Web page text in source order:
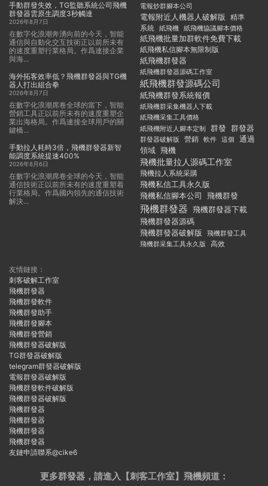
手動群發失效，TG監聽系統公司飛機
群發器雲原生調度3秒觸達
2026年8月7日
在數字化浪潮奔湧向前的今天，智能
通信與自動化交互技術正以前所未有
的速度重塑行業格局。作爲連接企業
與海...
海外拓客效率低？飛機群發器與TG機
器人打出組合拳
2026年8月7日
在數字化浪潮席卷全球的當下，智能
營銷工具正以前所未有的速度重塑企
業出海格局。作爲連接全球用戶的關
鍵橋...
手動拉人耗時3倍，飛機群發器新智
能調度系統提速400%
2026年8月6日
在數字化浪潮席卷全球的今天，智能
通信技術正以前所未有的速度重塑着
行業格局。作爲國内領先的通信技術
解決...
電報炒群腳本公司
電報附近人機器人破解版 精準
系統 紙飛機 紙飛機協議腳本價格
紙飛機批量加群軟件免費下載
紙飛機私信腳本無限制版
紙飛機群發器
紙飛機群發器源碼工作室
紙飛機群發源碼公司
紙飛機群發系統報價
紙飛機群采集機器人下載
紙飛機采集工具價格
紙飛機附近人腳本定制
群發 群發器
群發器破解版 營銷 軟件 這個
通過
領域 飛機
飛機批量拉人源碼工作室
飛機拉人系統采購
飛機私信工具永久版
飛機私信腳本公司
飛機群發
飛機群發器 飛機群發器下載
飛機群發器源碼
飛機群發器破解版
飛機群發工具
飛機群采集工具永久版
高效
友情鏈接：
刺客破解工作室
飛機群發器
飛機群發軟件
飛機群發助手
飛機群發腳本
飛機群發營銷
飛機群發器破解版
TG群發器破解版
telegram群發器破解版
電報群發器破解版
飛機群發軟件破解版
飛機群發器破解版
飛機群發器
飛機群發器
飛機群發器
飛機群發器
友鏈申請聯系@cike6
更多群發器，請進入【刺客工作室】 飛機頻道：